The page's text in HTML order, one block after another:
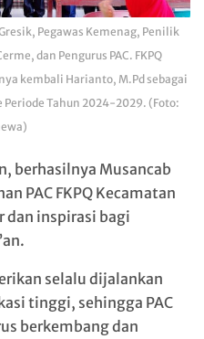
Pegawas Kemenag, Penilik
dan Pengurus PAC. FKPQ
kembali Harianto, M.Pd sebagai
Periode Tahun 2024-2029. (Foto:
berhasilnya Musancab
PAC FKPQ Kecamatan
dan inspirasi bagi
selalu dijalankan
tinggi, sehingga PAC
berkembang dan